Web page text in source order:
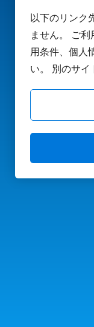
以下のリンク
ません。 ご
用条件、個人
い。 別のサイ